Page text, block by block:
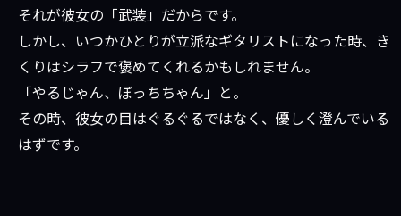
それが彼女の「武装」だからです。
しかし、いつかひとりが立派なギタリストになった時、き
くりはシラフで褒めてくれるかもしれません。
「やるじゃん、ぼっちちゃん」と。
その時、彼女の目はぐるぐるではなく、優しく澄んでいる
はずです。